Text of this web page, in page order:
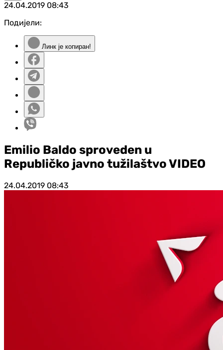
24.04.2019 08:43
Подијели:
Линк је копиран!
Emilio Baldo sproveden u
Republičko javno tužilaštvo VIDEO
24.04.2019 08:43